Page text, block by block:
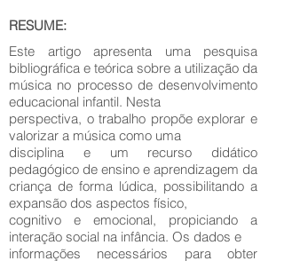
RESUME:
Este artigo apresenta uma pesquisa
bibliográfica e teórica sobre a utilização da
música no processo de desenvolvimento
educacional infantil. Nesta
perspectiva, o trabalho propõe explorar e
valorizar a música como uma
disciplina e um recurso didático
pedagógico de ensino e aprendizagem da
criança de forma lúdica, possibilitando a
expansão dos aspectos físico,
cognitivo e emocional, propiciando a
interação social na infância. Os dados e
informações necessários para obter